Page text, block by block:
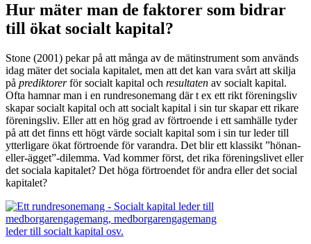
Hur mäter man de faktorer som bidrar
till ökat socialt kapital?
Stone (2001) pekar på att många av de mätinstrument som används
idag mäter det sociala kapitalet, men att det kan vara svårt att skilja
på prediktorerför socialt kapital och resultaten av socialt kapital.
Ofta hamnar man i en rundresonemang där t ex ett rikt föreningsliv
skapar socialt kapital och att socialt kapital i sin tur skapar ett rikare
föreningsliv. Eller att en hög grad av förtroende i ett samhälle tyder
på att det finns ett högt värde socialt kapital som i sin tur leder till
ytterligare ökat förtroende för varandra. Det blir ett klassikt ”hönan-
eller-ägget”-dilemma. Vad kommer först, det rika föreningslivet eller
det sociala kapitalet? Det höga förtroendet för andra eller det social
kapitalet?